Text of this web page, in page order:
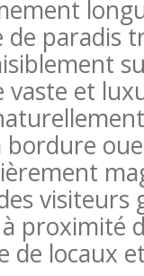
paradis
vaste et
visiteurs
proximité
de locaux